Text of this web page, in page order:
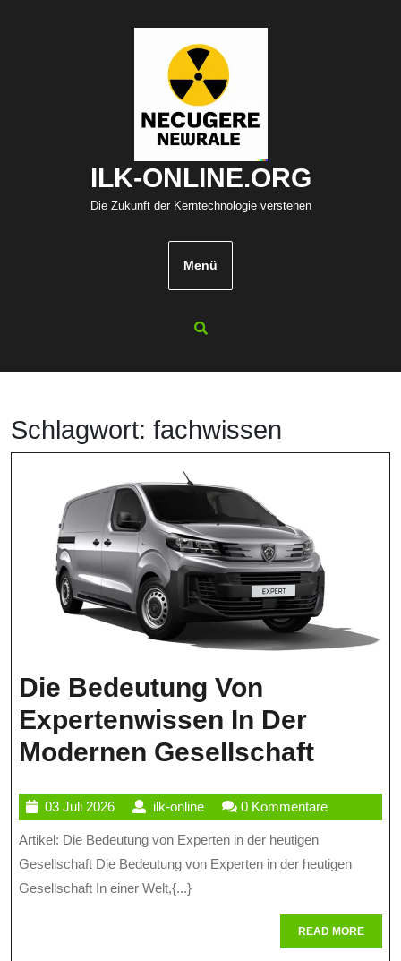
ILK-ONLINE.ORG
Die Zukunft der Kerntechnologie verstehen
Menü
Schlagwort: fachwissen
Die Bedeutung Von
Expertenwissen In Der
Modernen GesellschaftDie
Von
In
Der
03 Juli 202603
Juli
2026
ilk-onlineilk-
online
0 Kommentare
Artikel: Die Bedeutung von Experten in der heutigen
Gesellschaft Die Bedeutung von Experten in der heutigen
Gesellschaft In einer Welt,{...}
READ MOREREAD
MORE